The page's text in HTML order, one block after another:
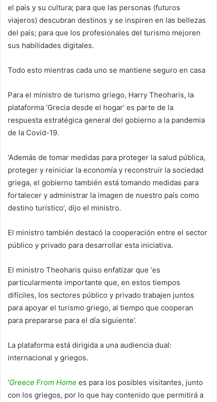
el país y su cultura; para que las personas (futuros
viajeros) descubran destinos y se inspiren en las bellezas
del país; para que los profesionales del turismo mejoren
sus habilidades digitales.
Todo esto mientras cada uno se mantiene seguro en casa
Para el ministro de turismo griego, Harry Theoharis, la
plataforma ‘Grecia desde el hogar’ es parte de la
respuesta estratégica general del gobierno a la pandemia
de la Covid-19.
‘Además de tomar medidas para proteger la salud pública,
proteger y reiniciar la economía y reconstruir la sociedad
griega, el gobierno también está tomando medidas para
fortalecer y administrar la imagen de nuestro país como
destino turístico’, dijo el ministro.
El ministro también destacó la cooperación entre el sector
público y privado para desarrollar esta iniciativa.
El ministro Theoharis quiso enfatizar que ‘es
particularmente importante que, en estos tiempos
difíciles, los sectores público y privado trabajen juntos
para apoyar el turismo griego, al tiempo que cooperan
para prepararse para el día siguiente’.
La plataforma está dirigida a una audiencia dual:
internacional y griegos.
‘Greece From Home es para los posibles visitantes, junto
con los griegos, por lo que hay contenido que permitirá a